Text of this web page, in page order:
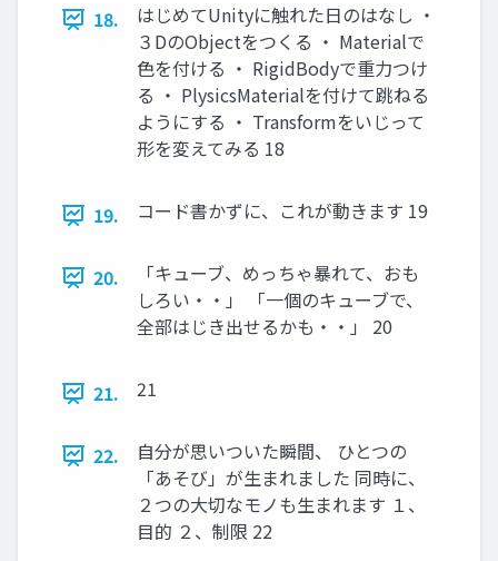
18.
はじめてUnityに触れた日のはなし ・
３DのObjectをつくる ・ Materialで
色を付ける ・ RigidBodyで重力つけ
る ・ PlysicsMaterialを付けて跳ねる
ようにする ・ Transformをいじって
形を変えてみる 18
19. コード書かずに、これが動きます 19
20.
「キューブ、めっちゃ暴れて、おも
しろい・・」 「一個のキューブで、
全部はじき出せるかも・・」 20
21. 21
22.
自分が思いついた瞬間、 ひとつの
「あそび」が生まれました 同時に、
２つの大切なモノも生まれます １、
目的 ２、制限 22